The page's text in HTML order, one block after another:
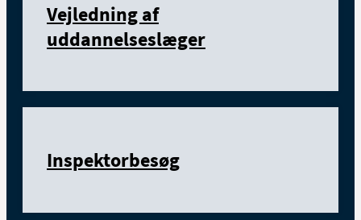
Vejledning af
uddannelseslæger
Inspektorbesøg